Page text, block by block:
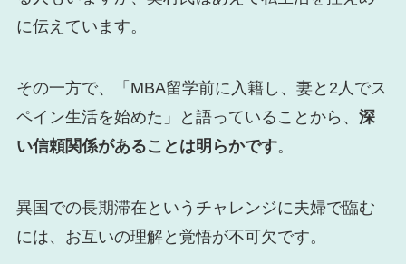
に伝えています。
その一方で、「MBA留学前に入籍し、妻と2人でス
ペイン生活を始めた」と語っていることから、 深
い信頼関係があることは明らかです。
異国での長期滞在というチャレンジに夫婦で臨む
には、お互いの理解と覚悟が不可欠です。